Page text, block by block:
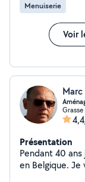
Menuiserie
Voir
Présentation
Pendant 40
en Belgique. Je